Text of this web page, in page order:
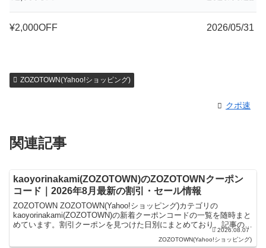
¥2,000OFF 2026/05/31
ZOZOTOWN(Yahoo!ショッピング)
クポ速
関連記事
kaoyorinakami(ZOZOTOWN)のZOZOTOWNクーポン
コード｜2026年8月最新の割引・セール情報
ZOZOTOWN ZOZOTOWN(Yahoo!ショッピング)カテゴリの
kaoyorinakami(ZOZOTOWN)の新着クーポンコードの一覧を随時まと
めています。割引クーポンを見つけた日別にまとめており、記事の上
2026.08.07
ZOZOTOWN(Yahoo!ショッピング)